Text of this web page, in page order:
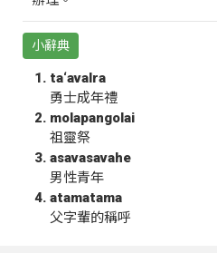
小辭典
ta‘avalra
勇士成年禮
molapangolai
祖靈祭
asavasavahe
男性青年
atamatama
父字輩的稱呼